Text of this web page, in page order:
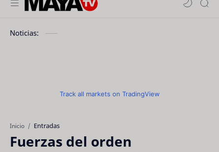
Noticias:
Track all markets on TradingView
Inicio Entradas
Fuerzas del orden